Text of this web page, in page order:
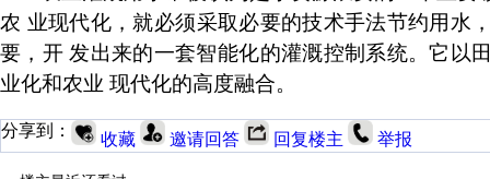
农 业现代化，就必须采取必要的技术手法节约用水
要，开 发出来的一套智能化的灌溉控制系统。它以
业化和农业 现代化的高度融合。
分享到： 收藏 邀请回答 回复楼主 举报